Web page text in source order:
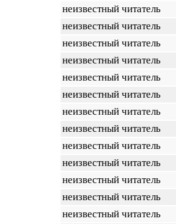
неизвестный читатель
неизвестный читатель
неизвестный читатель
неизвестный читатель
неизвестный читатель
неизвестный читатель
неизвестный читатель
неизвестный читатель
неизвестный читатель
неизвестный читатель
неизвестный читатель
неизвестный читатель
неизвестный читатель